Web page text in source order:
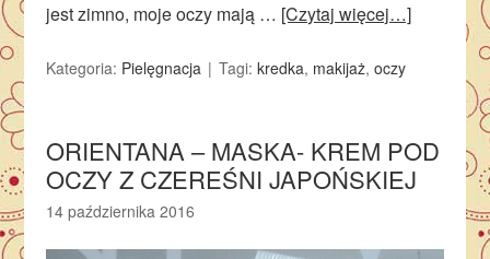
jest zimno, moje oczy mają … [Czytaj więcej…]
Kategoria: Pielęgnacja Tagi:kredka, makijaż,oczy
ORIENTANA – MASKA- KREM POD
OCZY Z CZEREŚNI JAPOŃSKIEJ
14 października 2016